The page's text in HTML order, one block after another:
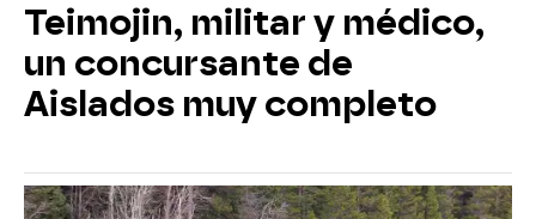
Teimojin, militar y médico,
un concursante de
Aislados muy completo